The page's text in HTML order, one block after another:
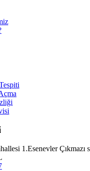
1.Esenevler Çıkmazı